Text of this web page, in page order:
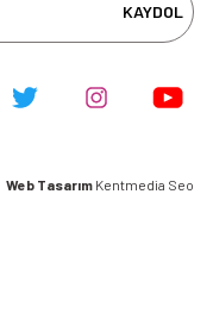
KAYDOL
Web Tasarım Kentmedia Seo